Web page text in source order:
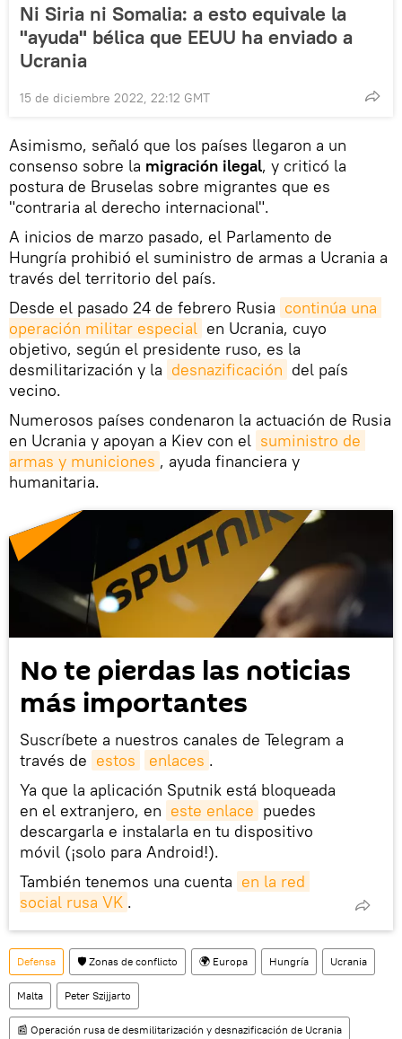
Ni Siria ni Somalia: a esto equivale la
"ayuda" bélica que EEUU ha enviado a
Ucrania
15 de diciembre 2022, 22:12 GMT
Asimismo, señaló que los países llegaron a un
consenso sobre la migración ilegal, y criticó la
postura de Bruselas sobre migrantes que es
"contraria al derecho internacional".
A inicios de marzo pasado, el Parlamento de
Hungría prohibió el suministro de armas a Ucrania a
través del territorio del país.
Desde el pasado 24 de febrero Rusia continúa una
operación militar especial en Ucrania, cuyo
objetivo, según el presidente ruso, es la
desmilitarización y la desnazificación del país
vecino.
Numerosos países condenaron la actuación de Rusia
en Ucrania y apoyan a Kiev con el suministro de
armas y municiones , ayuda financiera y
humanitaria.
No te pierdas las noticias
más importantes
Suscríbete a nuestros canales de Telegram a
través de estos enlaces .
Ya que la aplicación Sputnik está bloqueada
en el extranjero, en este enlace puedes
descargarla e instalarla en tu dispositivo
móvil (¡solo para Android!).
También tenemos una cuenta en la red
social rusa VK .
Defensa 🛡️ Zonas de conflicto 🌍 Europa Hungría Ucrania
Malta Peter Szijjarto
📰 Operación rusa de desmilitarización y desnazificación de Ucrania